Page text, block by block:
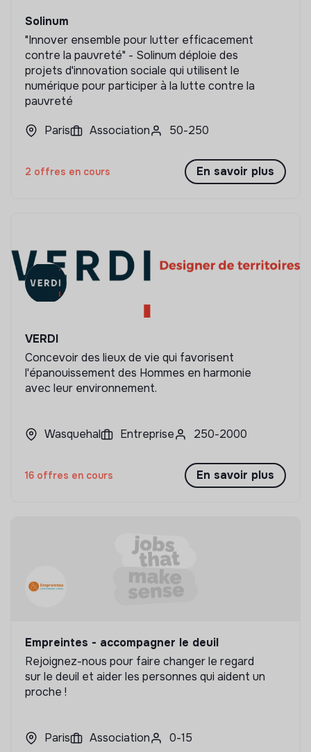
Solinum
"Innover ensemble pour lutter efficacement
contre la pauvreté" - Solinum déploie des
projets d'innovation sociale qui utilisent le
numérique pour participer à la lutte contre la
pauvreté
Paris
Association 50-250
2 offres en cours En savoir plus
VERDI
Concevoir des lieux de vie qui favorisent
l'épanouissement des Hommes en harmonie
avec leur environnement.
Wasquehal Entreprise 250-2000
16 offres en cours En savoir plus
Empreintes - accompagner le deuil
Rejoignez-nous pour faire changer le regard
sur le deuil et aider les personnes qui aident un
proche !
Paris Association 0-15